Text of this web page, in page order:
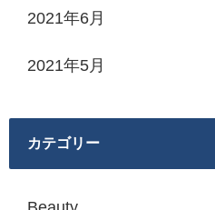
2021年6月
2021年5月
カテゴリー